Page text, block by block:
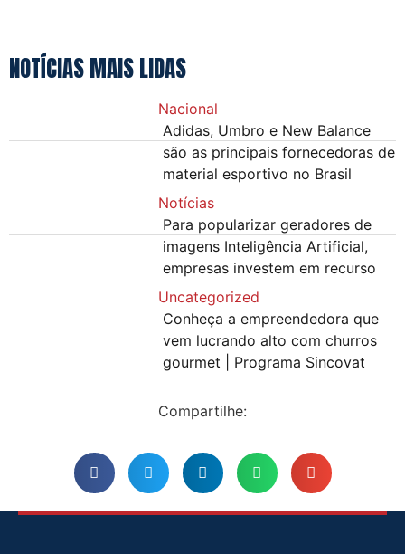
NOTÍCIAS MAIS LIDAS
Nacional
Adidas, Umbro e New Balance
são as principais fornecedoras de
material esportivo no Brasil
Notícias
Para popularizar geradores de
imagens Inteligência Artificial,
empresas investem em recurso
Uncategorized
Conheça a empreendedora que
vem lucrando alto com churros
gourmet | Programa Sincovat
Compartilhe: